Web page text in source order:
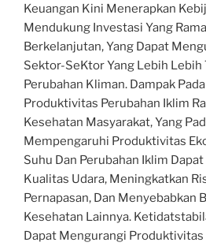
Keuangan Kini Menerapkan
Mendukung Investasi Yang
Berkelanjutan, Yang Dapat
Sektor-SeKtor Yang Lebih Lebih
Perubahan Kliman. Dampak
Produktivitas Perubahan Iklim
Kesehatan Masyarakat, Yang
Mempengaruhi Produktivitas
Suhu Dan Perubahan Iklim
Kualitas Udara, Meningkatkan
Pernapasan, Dan Menyebabkan
Kesehatan Lainnya.
Dapat Mengurangi Produktivitas